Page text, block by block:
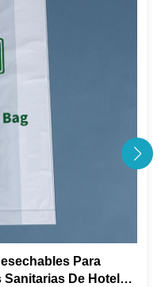
Para
De Hotel